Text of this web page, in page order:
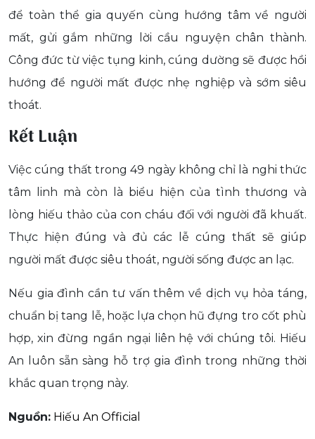
để toàn thể gia quyến cùng hướng tâm về người
mất, gửi gắm những lời cầu nguyện chân thành.
Công đức từ việc tụng kinh, cúng dường sẽ được hồi
hướng để người mất được nhẹ nghiệp và sớm siêu
thoát.
Kết Luận
Việc cúng thất trong 49 ngày không chỉ là nghi thức
tâm linh mà còn là biểu hiện của tình thương và
lòng hiếu thảo của con cháu đối với người đã khuất.
Thực hiện đúng và đủ các lễ cúng thất sẽ giúp
người mất được siêu thoát, người sống được an lạc.
Nếu gia đình cần tư vấn thêm về dịch vụ hỏa táng,
chuẩn bị tang lễ, hoặc lựa chọn hũ đựng tro cốt phù
hợp, xin đừng ngần ngại liên hệ với chúng tôi. Hiếu
An luôn sẵn sàng hỗ trợ gia đình trong những thời
khắc quan trọng này.
Nguồn: Hiếu An Official